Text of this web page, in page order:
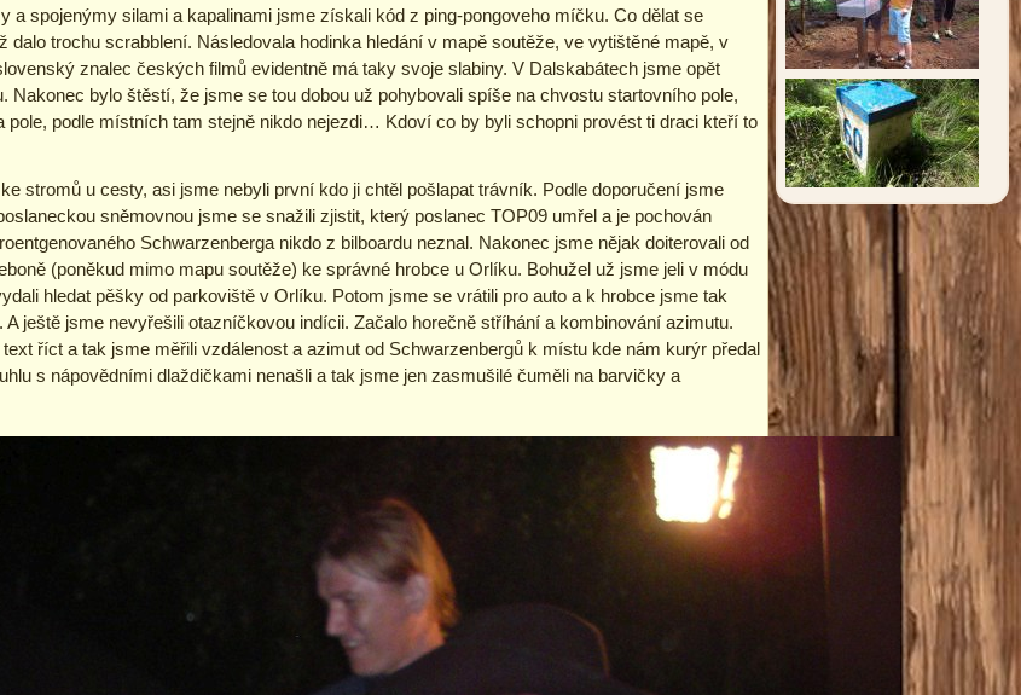
a spojenýmy silami a kapalinami jsme získali kód z ping-pongoveho míčku. Co dělat se
dalo trochu scrabblení. Následovala hodinka hledání v mapě soutěže, ve vytištěné mapě, v
znalec českých filmů evidentně má taky svoje slabiny. V Dalskabátech jsme opět
Nakonec bylo štěstí, že jsme se tou dobou už pohybovali spíše na chvostu startovního pole,
pole, podle místních tam stejně nikdo nejezdi… Kdoví co by byli schopni provést ti draci kteří to
stromů u cesty, asi jsme nebyli první kdo ji chtěl pošlapat trávník. Podle doporučení jsme
sněmovnou jsme se snažili zjistit, který poslanec TOP09 umřel a je pochován
Schwarzenberga nikdo z bilboardu neznal. Nakonec jsme nějak doiterovali od
(poněkud mimo mapu soutěže) ke správné hrobce u Orlíku. Bohužel už jsme jeli v módu
hledat pěšky od parkoviště v Orlíku. Potom jsme se vrátili pro auto a k hrobce jsme tak
ještě jsme nevyřešili otazníčkovou indícii. Začalo horečně stříhání a kombinování azimutu.
říct a tak jsme měřili vzdálenost a azimut od Schwarzenbergů k místu kde nám kurýr předal
s nápovědními dlaždičkami nenašli a tak jsme jen zasmušilé čuměli na barvičky a